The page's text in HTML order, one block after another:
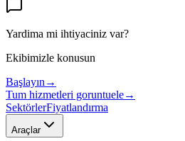
Yardima mi ihtiyaciniz var?
Ekibimizle konusun
Başlayın →
Tum hizmetleri goruntuele→
SektörlerFiyatlandırma
Araçlar